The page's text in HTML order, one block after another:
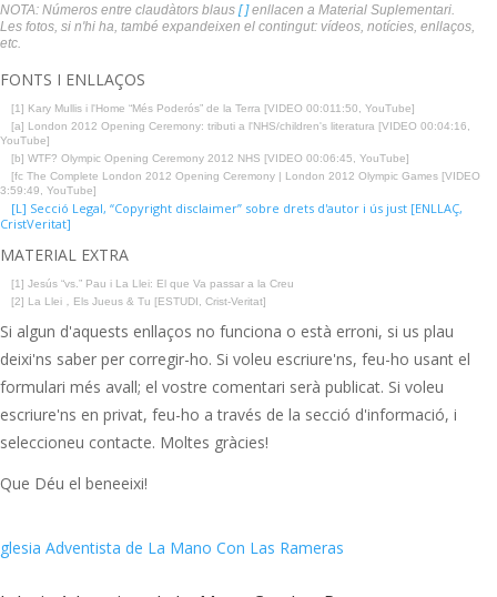
NOTA: Números entre claudàtors blaus [ ]enllacen a Material Suplementari.
Les fotos, si n'hi ha, també expandeixen el contingut: vídeos, notícies, enllaços,
etc.
FONTS I ENLLAÇOS
[1] Kary Mullis i l'Home “Més Poderós” de la Terra [VIDEO 00:011:50, YouTube]
[a] London 2012 Opening Ceremony: tributi a l'NHS/children's literatura [VIDEO 00:04:16,
YouTube]
[b] WTF? Olympic Opening Ceremony 2012 NHS [VIDEO 00:06:45, YouTube]
[fc The Complete London 2012 Opening Ceremony | London 2012 Olympic Games [VIDEO
3:59:49, YouTube]
[L] Secció Legal, “Copyright disclaimer” sobre drets d'autor i ús just [ENLLAÇ,
CristVeritat]
MATERIAL EXTRA
[1] Jesús “vs.” Pau i La Llei: El que Va passar a la Creu
[2] La Llei，Els Jueus & Tu [ESTUDI, Crist-Veritat]
Si algun d'aquests enllaços no funciona o està erroni, si us plau
deixi'ns saber per corregir-ho. Si voleu escriure'ns, feu-ho usant el
formulari més avall; el vostre comentari serà publicat. Si voleu
escriure'ns en privat, feu-ho a través de la secció d'informació, i
seleccioneu contacte. Moltes gràcies!
Que Déu el beneeixi!